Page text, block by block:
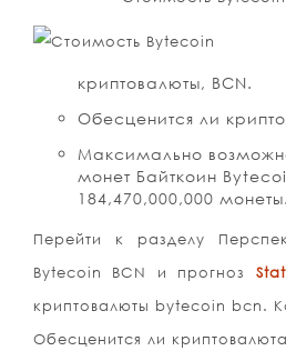
криптовалюты, BCN.
Обесценится ли
Максимально
монет Байткоин
184,470,000,000 монеты.
Перейти к разделу
Bytecoin BCN и прогноз
криптовалюты bytecoin bcn.
Обесценится ли